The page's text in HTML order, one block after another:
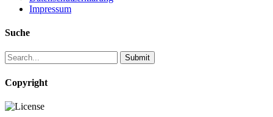
Impressum
Suche
Copyright